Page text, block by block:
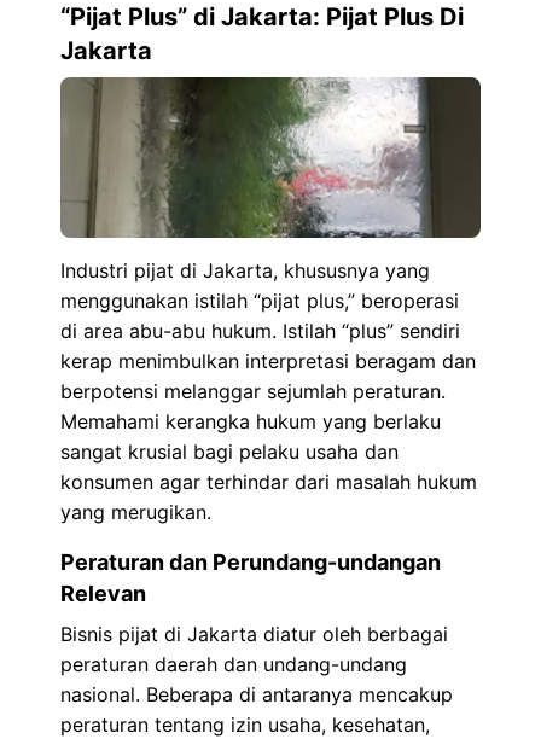
“Pijat Plus” di Jakarta: Pijat Plus Di
Jakarta
Industri pijat di Jakarta, khususnya yang
menggunakan istilah “pijat plus,” beroperasi
di area abu-abu hukum. Istilah “plus” sendiri
kerap menimbulkan interpretasi beragam dan
berpotensi melanggar sejumlah peraturan.
Memahami kerangka hukum yang berlaku
sangat krusial bagi pelaku usaha dan
konsumen agar terhindar dari masalah hukum
yang merugikan.
Peraturan dan Perundang-undangan
Relevan
Bisnis pijat di Jakarta diatur oleh berbagai
peraturan daerah dan undang-undang
nasional. Beberapa di antaranya mencakup
peraturan tentang izin usaha, kesehatan,